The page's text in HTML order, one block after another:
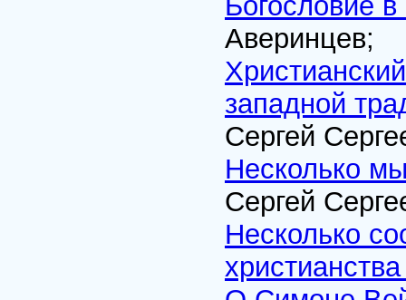
Аверинцев;
западной
Сергей
Несколько
Сергей
Несколько